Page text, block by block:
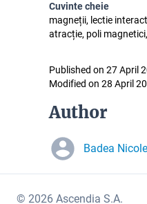
Cuvinte cheie
magneții, lectie
atracție, poli
Published on 27 April
Modified on 28 April
Author
Badea
© 2026 Ascendia S.A.